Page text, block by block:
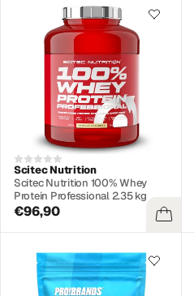
Scitec Nutrition
Scitec Nutrition 100% Whey
Protein Professional 2.35 kg
€96,90